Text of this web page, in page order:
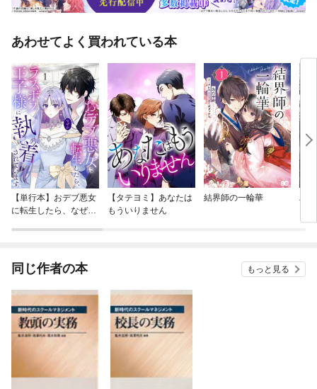
あわせてよく買われている本
【単行本】おデブ悪女
に転生したら、なぜか
【タテヨミ】あなたは
もういりません
結界師の一輪華
バ
今
同じ作者の本 もっと見る